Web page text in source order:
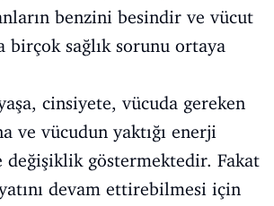
benzini besindir ve vücut
birçok sağlık sorunu ortaya
cinsiyete, vücuda gereken
ve vücudun yaktığı enerji
değişiklik göstermektedir. Fakat
devam ettirebilmesi için